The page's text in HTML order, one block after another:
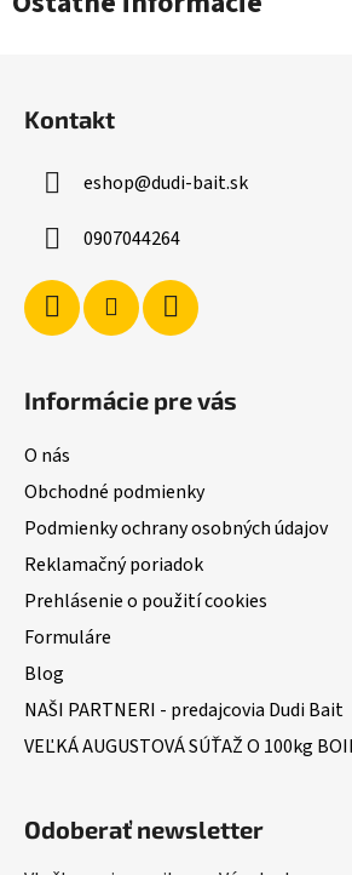
Kontakt
eshop@dudi-bait.sk
0907044264
Informácie pre vás
O nás
Obchodné podmienky
Podmienky ochrany osobných údajov
Reklamačný poriadok
Prehlásenie o použití cookies
Formuláre
Blog
NAŠI PARTNERI - predajcovia Dudi Bait
VEĽKÁ AUGUSTOVÁ SÚŤAŽ O 100kg
Odoberať newsletter